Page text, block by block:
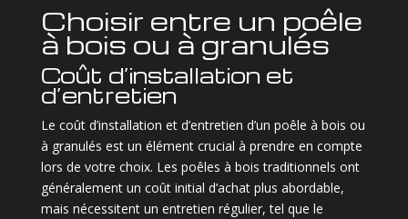
Choisir entre un poêle
à bois ou à granulés
Coût d’installation et
d’entretien
Le coût d’installation et d’entretien d’un poêle à bois ou
à granulés est un élément crucial à prendre en compte
lors de votre choix. Les poêles à bois traditionnels ont
généralement un coût initial d’achat plus abordable,
mais nécessitent un entretien régulier, tel que le